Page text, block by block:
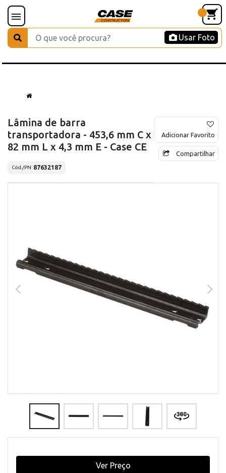
Usar Foto
Lâmina de barra
transportadora - 453,6 mm C x
82 mm L x 4,3 mm E - Case CE
Cód./PN 87632187
Adicionar Favorito
Compartilhar
Ver Preço